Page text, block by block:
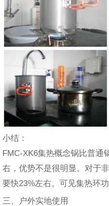
小结：
FMC-XK6集热概念锅比普通
右，优势不是很明显。对于
要快23%左右。可见集热环功
三、户外实地使用